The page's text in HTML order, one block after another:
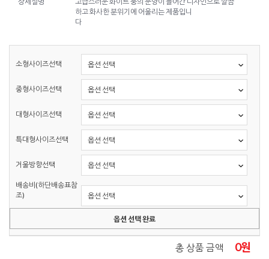
하고 화사한 분위기에 어울리는 제품입니
다
소형사이즈선택
중형사이즈선택
대형사이즈선택
특대형사이즈선택
거울방향선택
배송비(하단배송표참
조)
옵션 선택 완료
총 상품 금액 0원